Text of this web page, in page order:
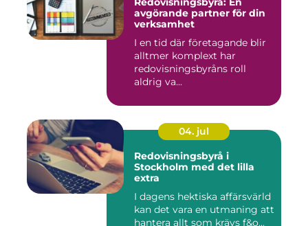
avgörande partner för din
verksamhet
I en tid där företagande blir
alltmer komplext har
redovisningsbyråns roll
aldrig va...
04. jul
Redovisningsbyrå i
Stockholm med det lilla
extra
I dagens hektiska affärsvärld
kan det vara en utmaning att
hantera allt som krävs f&o...